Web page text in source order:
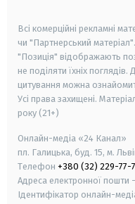
Всі комерційні рекламні
чи "Партнерський
"Позиція" відображають
не поділяти їхніх
цитування можна
Усі права захищені.
року (21+)
Онлайн-медіа «24 Канал»
пл. Галицька, буд. 15, м.
Телефон +380 (32) 229-77-
Адреса електронної пошти
Ідентифікатор онлайн-